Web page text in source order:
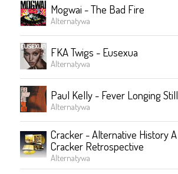
Mogwai - The Bad Fire
Alternatywa
FKA Twigs - Eusexua
Alternatywa
Paul Kelly - Fever Longing Still
Alternatywa
Cracker - Alternative History A
Cracker Retrospective
Alternatywa